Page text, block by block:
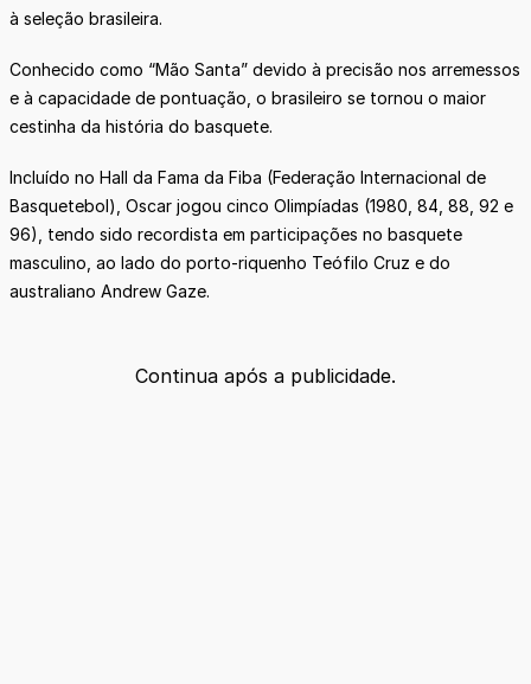
à seleção brasileira.
Conhecido como “Mão Santa” devido à precisão nos arremessos
e à capacidade de pontuação, o brasileiro se tornou o maior
cestinha da história do basquete.
Incluído no Hall da Fama da Fiba (Federação Internacional de
Basquetebol), Oscar jogou cinco Olimpíadas (1980, 84, 88, 92 e
96), tendo sido recordista em participações no basquete
masculino, ao lado do porto-riquenho Teófilo Cruz e do
australiano Andrew Gaze.
Continua após a publicidade.